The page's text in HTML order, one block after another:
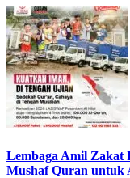
Lembaga Amil Zakat
Mushaf Quran untuk